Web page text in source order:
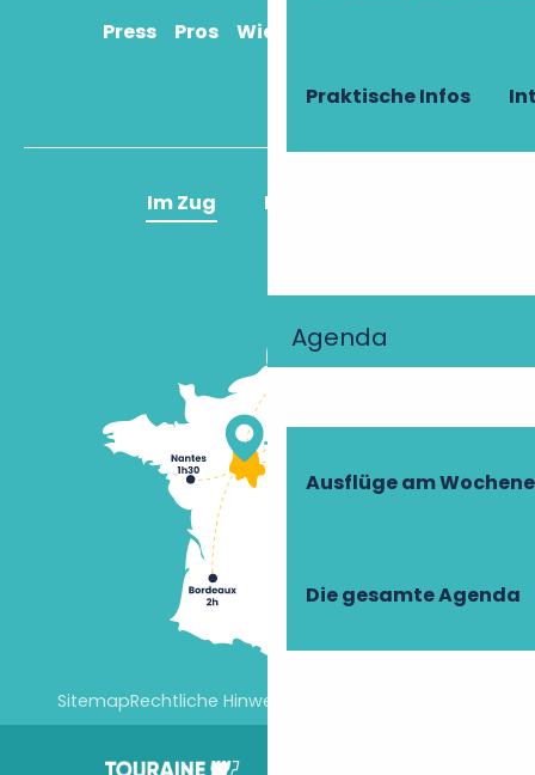
Praktische Infos
Agenda
Ausflüge am
Die gesamte Agenda
Press Pros Wie komme ich an?
Im Zug Im Flugzeug
SitemapRechtliche Hinweise